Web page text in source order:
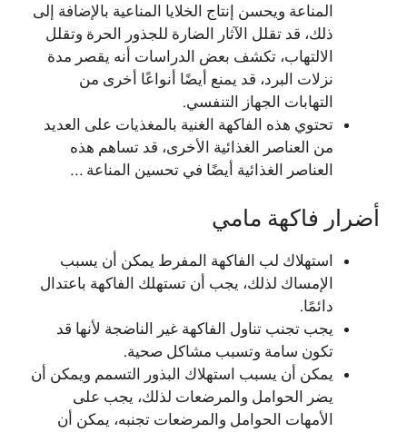
المناعة ويحسن إنتاج الخلايا المناعية بالإضافة إلى
ذلك، قد تقلل الآثار الضارة للجذور الحرة وتقلل
الالتهاب، تكشف بعض الدراسات أنه يقصر مدة
نزلات البرد، قد يمنع أيضًا أنواعًا أخرى من
التهابات الجهاز التنفسي.
تحتوي هذه الفاكهة الغنية بالمغذيات على العديد
من العناصر الغذائية الأخرى، قد تساهم هذه
العناصر الغذائية أيضًا في تحسين المناعة …
أضرار فاكهة مامي
استهلاك لب الفاكهة المفرط يمكن أن يسبب
الإمساك لذلك، يجب أن تستهلك الفاكهة باعتدال
دائمًا.
يجب تجنب تناول الفاكهة غير الناضجة لأنها قد
تكون سامة وتسبب مشاكل صحية.
يمكن أن يسبب استهلاك البذور التسمم ويمكن أن
يضر الحوامل والمرضعات لذلك، يجب على
الأمهات الحوامل والمرضعات تجنبه، يمكن أن